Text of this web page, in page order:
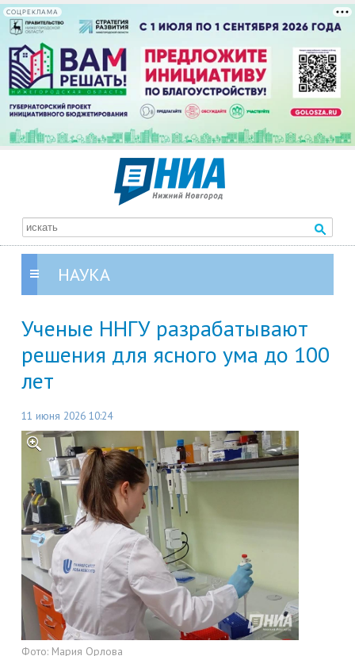
СОЦРЕКЛАМА
НАУКА
Ученые ННГУ разрабатывают
решения для ясного ума до 100
лет
11 июня 2026 10:24
Фото: Мария Орлова